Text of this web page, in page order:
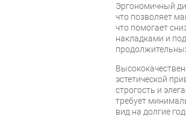
Эргономичный
что позволяет
что помогает
накладками и
эстетической
строгость и
требует
вид на долгие